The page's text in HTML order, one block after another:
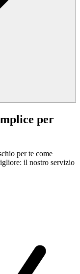
per
per te come
il nostro servizio